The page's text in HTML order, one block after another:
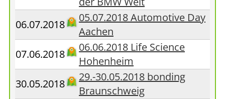
06.07.2018
05.07.2018 Automotive Day
Aachen
07.06.2018
06.06.2018 Life Science
Hohenheim
30.05.2018
29.-30.05.2018 bonding
Braunschweig